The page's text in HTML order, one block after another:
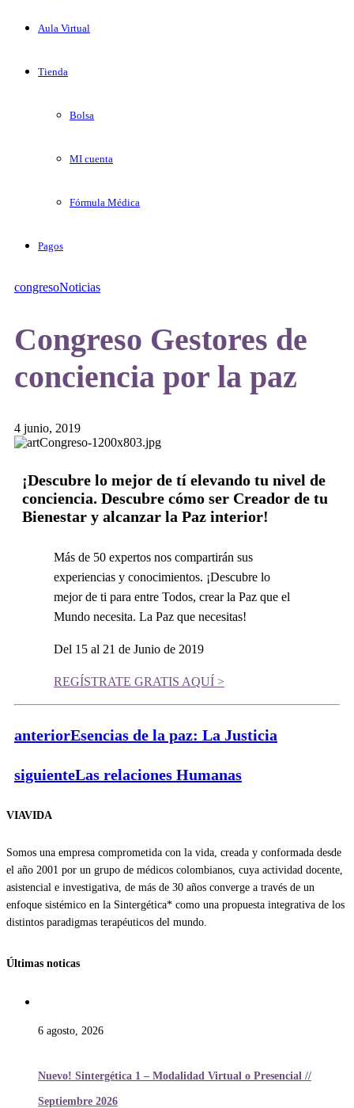
Aula Virtual
Tienda
Bolsa
MI cuenta
Fórmula Médica
Pagos
congresoNoticias
Congreso Gestores de
conciencia por la paz
4 junio, 2019
¡Descubre lo mejor de tí elevando tu nivel de
conciencia. Descubre cómo ser Creador de tu
Bienestar y alcanzar la Paz interior!
Más de 50 expertos nos compartirán sus
experiencias y conocimientos. ¡Descubre lo
mejor de ti para entre Todos, crear la Paz que el
Mundo necesita. La Paz que necesitas!​​​
Del 15 al 21 de Junio de 2019
REGÍSTRATE GRATIS AQUÍ >
anteriorEsencias de la paz: La Justicia
siguienteLas relaciones Humanas
VIAVIDA
Somos una empresa comprometida con la vida, creada y conformada desde
el año 2001 por un grupo de médicos colombianos, cuya actividad docente,
asistencial e investigativa, de más de 30 años converge a través de un
enfoque sistémico en la Sintergética* como una propuesta integrativa de los
distintos paradigmas terapéuticos del mundo.
Últimas noticas
6 agosto, 2026
Nuevo! Sintergética 1 – Modalidad Virtual o Presencial //
Septiembre 2026